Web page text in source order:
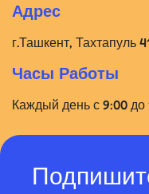
Адрес
г.Ташкент, Тахтапуль
Часы Работы
Каждый день с 9:00 до